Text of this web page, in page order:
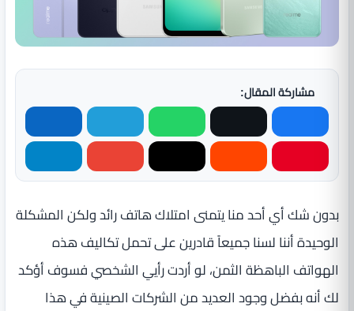
مشاركة المقال:
بدون شك أي أحد منا يتمنى امتلاك هاتف رائد ولكن المشكلة
الوحيدة أننا لسنا جميعاً قادرين على تحمل تكاليف هذه
الهواتف الباهظة الثمن، لو أردت رأيي الشخصي فسوف أؤكد
لك أنه بفضل وجود العديد من الشركات الصينية في هذا